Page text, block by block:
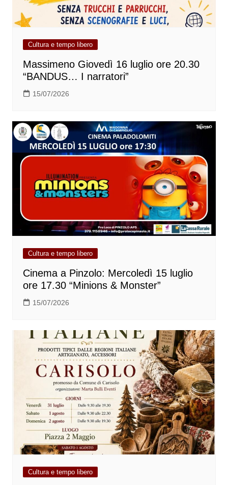
Cultura e tempo libero
Massimeno Giovedì 16 luglio ore 20.30
“BANDUS… I narratori”
15/07/2026
Cultura e tempo libero
Cinema a Pinzolo: Mercoledì 15 luglio
ore 17.30 “Minions & Monster”
15/07/2026
Cultura e tempo libero